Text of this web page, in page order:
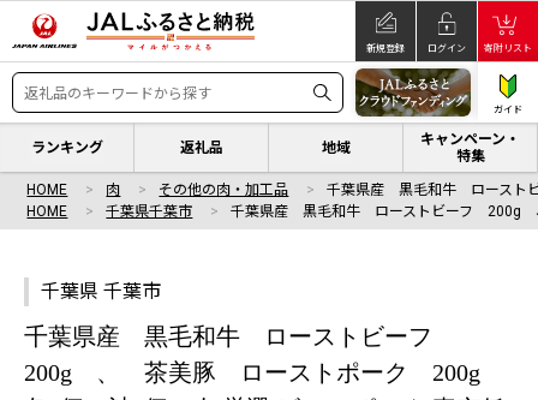
新規登録 ログイン 寄附リスト
ガイド
ランキング 返礼品 地域
キャンペーン・
特集
HOME 肉 その他の肉・加工品
千葉県産 黒毛和牛 ロース
HOME
千葉県千葉市 千葉県産 黒毛和牛 ローストビーフ
千葉県 千葉市
千葉県産 黒毛和牛 ローストビーフ
200g 、 茶美豚 ローストポーク 200g